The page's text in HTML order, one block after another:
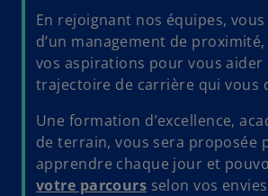
En rejoignant nos équipes,
d’un management de proximité,
vos aspirations pour vous aider
trajectoire de carrière qui vous
Une formation d’excellence,
de terrain, vous sera proposée
apprendre chaque jour et
votre parcours selon vos